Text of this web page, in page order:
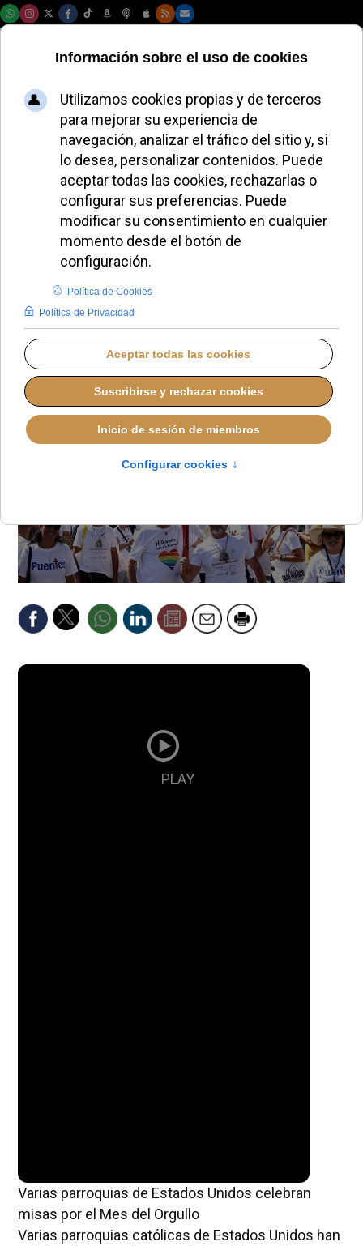
Vídeo | Parroquias
de Estados Unidos
conmemoran el Mes
del Orgullo con
misas especiales
JUEVES, 09 JULIO 2026 13:08
Varias parroquias de Estados Unidos celebran
misas por el Mes del Orgullo
Varias parroquias católicas de Estados Unidos han